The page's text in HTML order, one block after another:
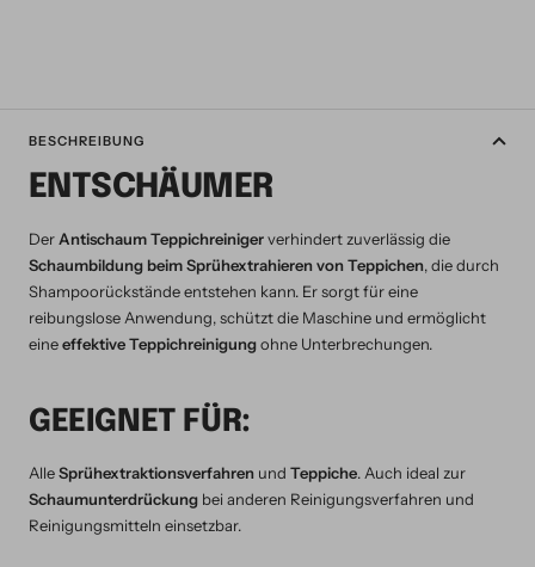
BESCHREIBUNG
ENTSCHÄUMER
DerAntischaum Teppichreinigerverhindert zuverlässig die
Schaumbildung beim Sprühextrahieren von Teppichen, die durch
Shampoorückstände entstehen kann. Er sorgt für eine
reibungslose Anwendung, schützt die Maschine und ermöglicht
eineeffektive Teppichreinigungohne Unterbrechungen.
GEEIGNET FÜR:
AlleSprühextraktionsverfahren und Teppiche. Auch ideal zur
Schaumunterdrückung bei anderen Reinigungsverfahren und
Reinigungsmitteln einsetzbar.